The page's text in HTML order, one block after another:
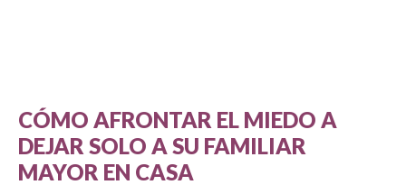
CÓMO AFRONTAR EL MIEDO A
DEJAR SOLO A SU FAMILIAR
MAYOR EN CASA